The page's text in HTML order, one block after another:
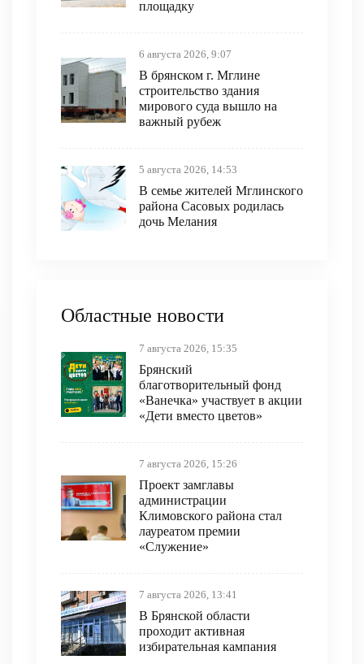
площадку
6 августа 2026, 9:07
В брянском г. Мглине
строительство здания
мирового суда вышло на
важный рубеж
5 августа 2026, 14:53
В семье жителей Мглинского
района Сасовых родилась
дочь Мелания
Областные новости
7 августа 2026, 15:35
Брянский
благотворительный фонд
«Ванечка» участвует в акции
«Дети вместо цветов»
7 августа 2026, 15:26
Проект замглавы
администрации
Климовского района стал
лауреатом премии
«Служение»
7 августа 2026, 13:41
В Брянской области
проходит активная
избирательная кампания